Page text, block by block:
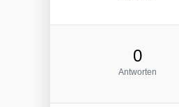
0
Antworten